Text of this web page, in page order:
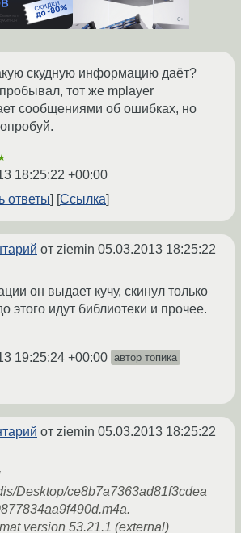
скудную информацию даёт?
тот же mplayer
сообщениями об ошибках, но
18:25:22 +00:00
ответы
Ссылка
от ziemin 05.03.2013 18:25:22
он выдает кучу, скинул только
этого идут библиотеки и прочее.
19:25:24 +00:00 автор топика
от ziemin 05.03.2013 18:25:22
Desktop/ce8b7a7363ad81f3cdea
version 53.21.1 (external)